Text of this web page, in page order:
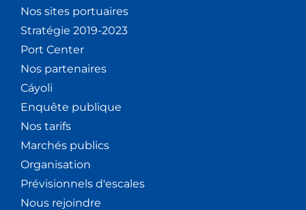
Nos sites portuaires
Stratégie 2019-2023
Port Center
Nos partenaires
Cáyoli
Enquête publique
Nos tarifs
Marchés publics
Organisation
Prévisionnels d'escales
Nous rejoindre